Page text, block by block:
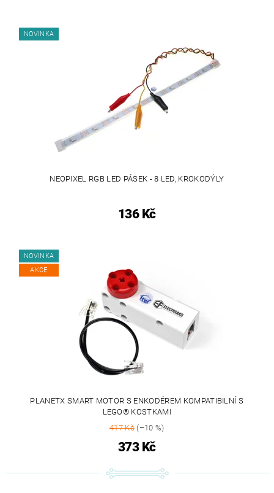
NOVINKA
NEOPIXEL RGB LED PÁSEK - 8 LED, KROKODÝLY
136 Kč
NOVINKA
AKCE
PLANETX SMART MOTOR S ENKODÉREM KOMPATIBILNÍ S
LEGO® KOSTKAMI
417 Kč(–10 %)
373 Kč